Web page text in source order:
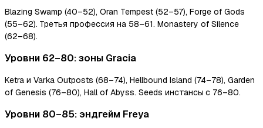
Blazing Swamp (40–52), Oran Tempest (52–57), Forge of Gods
(55–62). Третья профессия на 58–61. Monastery of Silence
(62–68).
Уровни 62–80: зоны Gracia
Ketra и Varka Outposts (68–74), Hellbound Island (74–78), Garden
of Genesis (76–80), Hall of Abyss. Seeds инстансы с 76–80.
Уровни 80–85: эндгейм Freya